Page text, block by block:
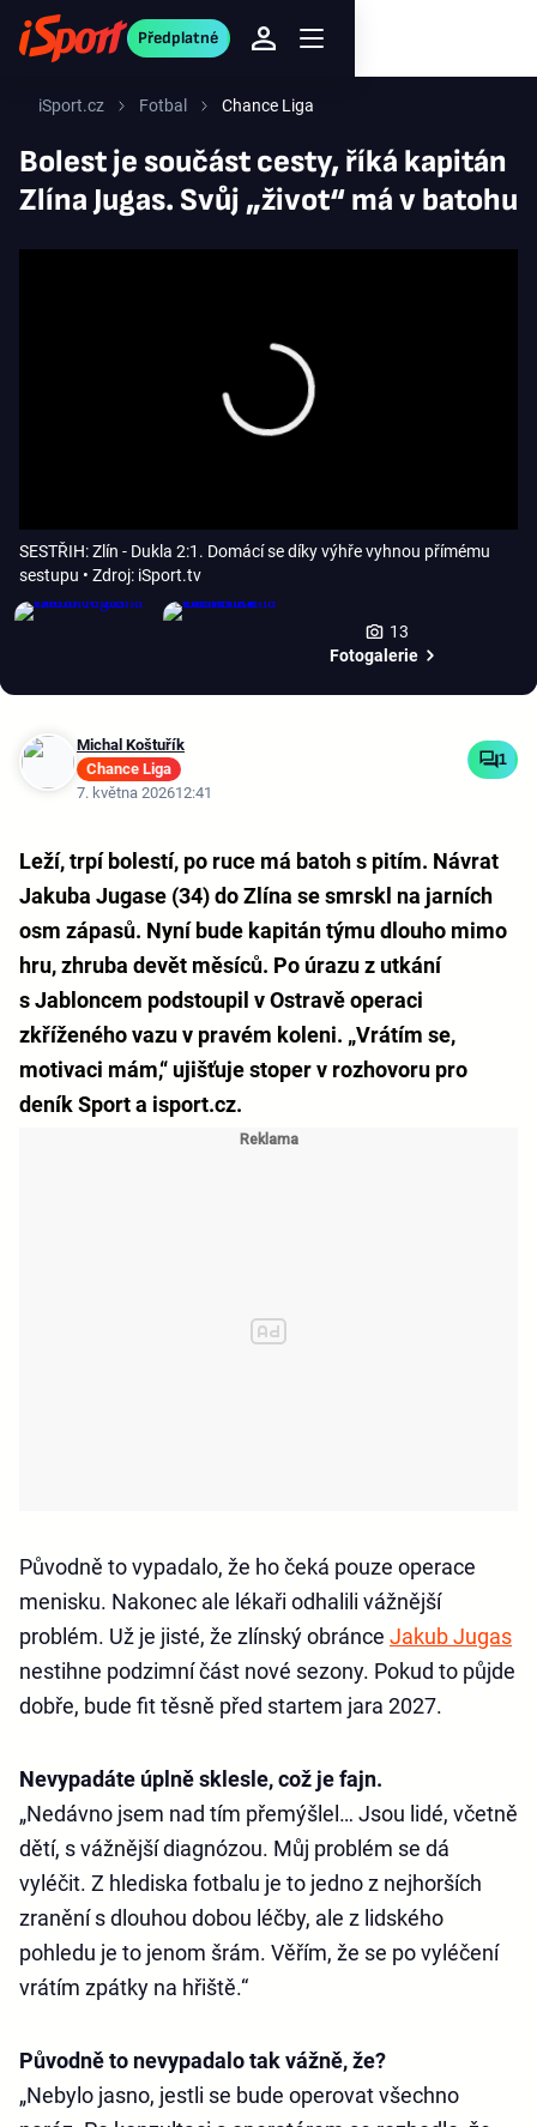
Předplatné
iSport.cz Fotbal Chance Liga
Bolest je součást cesty, říká kapitán
Zlína Jugas. Svůj „život“ má v batohu
SESTŘIH: Zlín - Dukla 2:1. Domácí se díky výhře vyhnou přímému
sestupu • Zdroj: iSport.tv
13
Fotogalerie
Michal Koštuřík
Chance Liga
7. května 202612:41
1
Leží, trpí bolestí, po ruce má batoh s pitím. Návrat
Jakuba Jugase (34) do Zlína se smrskl na jarních
osm zápasů. Nyní bude kapitán týmu dlouho mimo
hru, zhruba devět měsíců. Po úrazu z utkání
s Jabloncem podstoupil v Ostravě operaci
zkříženého vazu v pravém koleni. „Vrátím se,
motivaci mám,“ ujišťuje stoper v rozhovoru pro
deník Sport a isport.cz.
Původně to vypadalo, že ho čeká pouze operace
menisku. Nakonec ale lékaři odhalili vážnější
problém. Už je jisté, že zlínský obránce Jakub Jugas
nestihne podzimní část nové sezony. Pokud to půjde
dobře, bude fit těsně před startem jara 2027.
Nevypadáte úplně sklesle, což je fajn.
„Nedávno jsem nad tím přemýšlel… Jsou lidé, včetně
dětí, s vážnější diagnózou. Můj problém se dá
vyléčit. Z hlediska fotbalu je to jedno z nejhorších
zranění s dlouhou dobou léčby, ale z lidského
pohledu je to jenom šrám. Věřím, že se po vyléčení
vrátím zpátky na hřiště.“
Původně to nevypadalo tak vážně, že?
„Nebylo jasno, jestli se bude operovat všechno